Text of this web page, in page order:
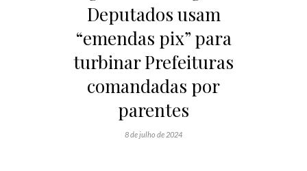
Deputados usam
“emendas pix” para
turbinar Prefeituras
comandadas por
parentes
8 de julho de 2024